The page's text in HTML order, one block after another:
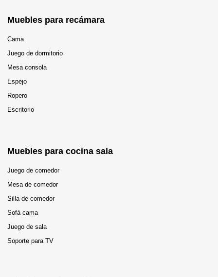
Muebles para recámara
Cama
Juego de dormitorio
Mesa consola
Espejo
Ropero
Escritorio
Muebles para cocina sala
Juego de comedor
Mesa de comedor
Silla de comedor
Sofá cama
Juego de sala
Soporte para TV